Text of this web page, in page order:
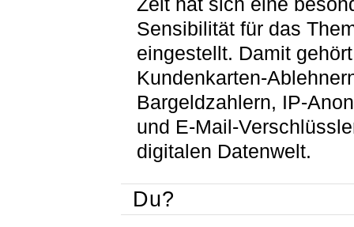
Sensibilität für das
eingestellt. Damit
Kundenkarten-
Bargeldzahlern, IP-
und E-Mail-
digitalen Datenwelt.
Du?